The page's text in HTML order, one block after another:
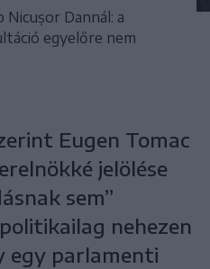
Dannál: a
egyelőre nem
Eugen Tomac
jelölése
sem”
nehezen
egy parlamenti